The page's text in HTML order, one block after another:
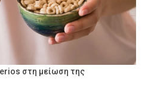
στη μείωση της